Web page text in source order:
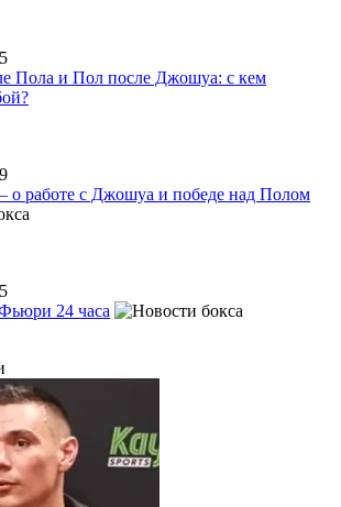
Пола и Пол после Джошуа: с кем
о работе с Джошуа и победе над Полом
24 часа